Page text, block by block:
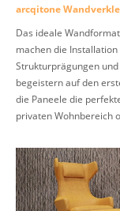
arcqitone
Das ideale
machen die
Strukturprägungen
begeistern auf den
die Paneele die
privaten Wohnbereich